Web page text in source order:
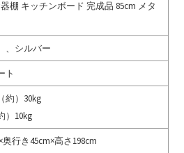
棚 キッチンボード 完成品 85cm メタ
、シルバー
ト
約）30kg
）10kg
奥行き45cm×高さ198cm